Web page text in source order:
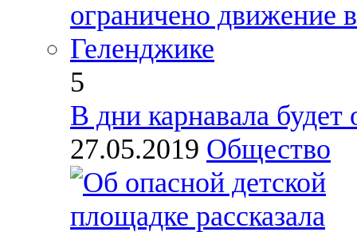
5
В дни карнавала
27.05.2019 Общество